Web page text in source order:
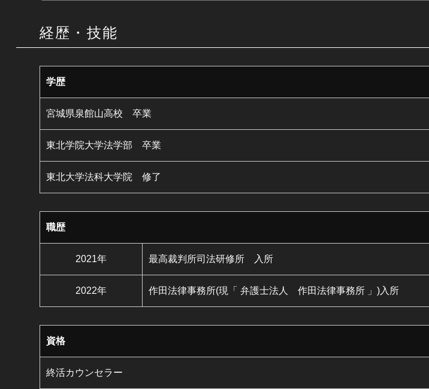
経歴・技能
学歴
宮城県泉館山高校 卒業
東北学院大学法学部 卒業
東北大学法科大学院 修了
職歴
2021年 最高裁判所司法研修所 入所
2022年 作田法律事務所(現「 弁護士法人 作田法律事務所 」)入所
資格
終活カウンセラー